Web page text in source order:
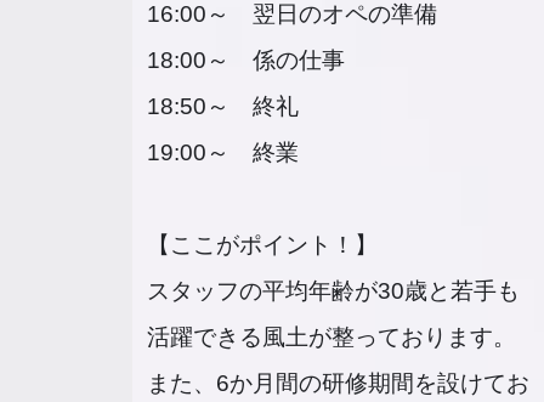
16:00～ 翌日のオペの準備
18:00～ 係の仕事
18:50～ 終礼
19:00～ 終業
【ここがポイント！】
スタッフの平均年齢が30歳と若手も
活躍できる風土が整っております。
また、6か月間の研修期間を設けてお